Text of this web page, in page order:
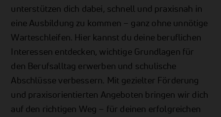
unterstützen dich dabei, schnell und praxisnah in
eine Ausbildung zu kommen – ganz ohne unnötige
Warteschleifen. Hier kannst du deine beruflichen
Interessen entdecken, wichtige Grundlagen für
den Berufsalltag erwerben und schulische
Abschlüsse verbessern. Mit gezielter Förderung
und praxisorientierten Angeboten bringen wir dich
auf den richtigen Weg – für deinen erfolgreichen